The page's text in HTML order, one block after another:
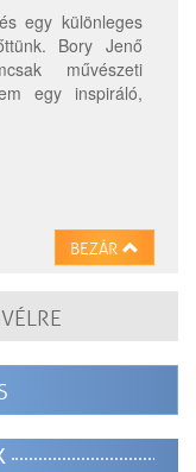
egy különleges
Bory Jenő
művészeti
egy inspiráló,
BEZÁR